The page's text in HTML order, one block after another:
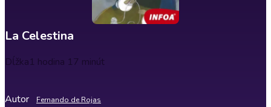
La Celestina
Dĺžka1 hodina 17 minút
Autor Fernando de Rojas